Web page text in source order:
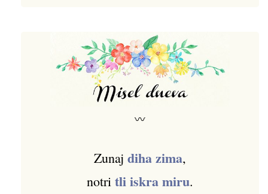
〰
Zunaj diha zima,
notri tli iskra miru.